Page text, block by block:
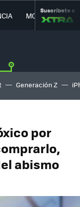
MOVILIDAD
Suscríbete a
Generación Z
por
abismo